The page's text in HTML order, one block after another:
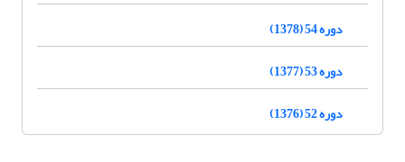
دوره 54 (1378)
دوره 53 (1377)
دوره 52 (1376)